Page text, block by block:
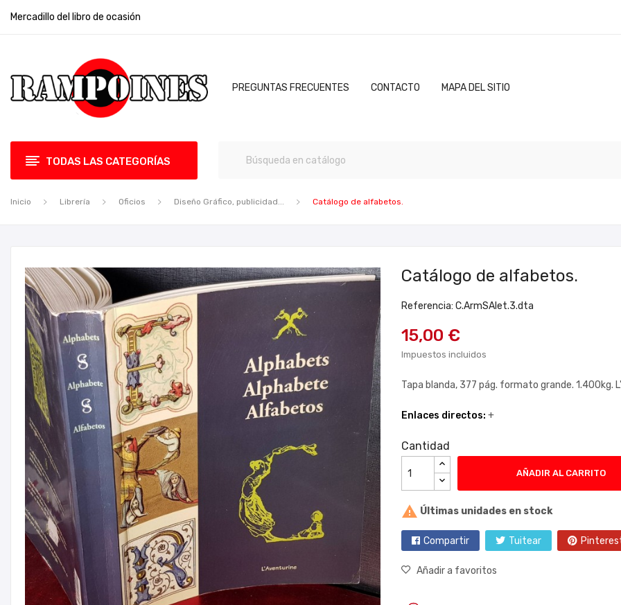
Mercadillo del libro de ocasión
PREGUNTAS FRECUENTES CONTACTO MAPA DEL SITIO
TODAS LAS CATEGORÍAS
Inicio Librería Oficios Diseño Gráfico, publicidad... Catálogo de alfabetos.
Catálogo de alfabetos.
Referencia: C.ArmSAlet.3.dta
15,00 €
Impuestos incluidos
Tapa blanda, 377 pág. formato grande. 1.400kg.
Enlaces directos: +
Cantidad
AÑADIR AL CARRITO
 Últimas unidades en stock
Compartir Tuitear
Añadir a favoritos